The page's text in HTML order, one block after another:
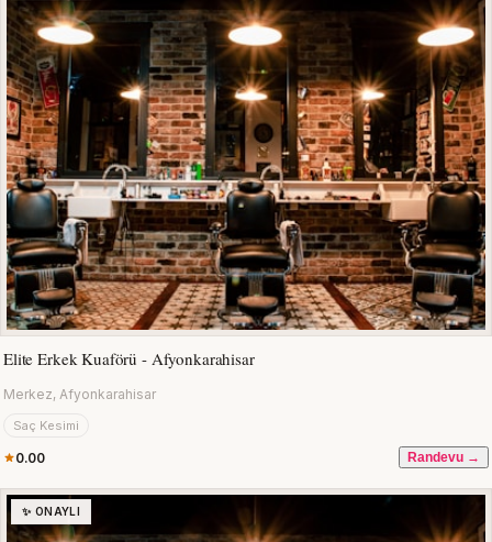
Elite Erkek Kuaförü - Afyonkarahisar
Merkez, Afyonkarahisar
Saç Kesimi
0.00 Randevu →
✨ ONAYLI